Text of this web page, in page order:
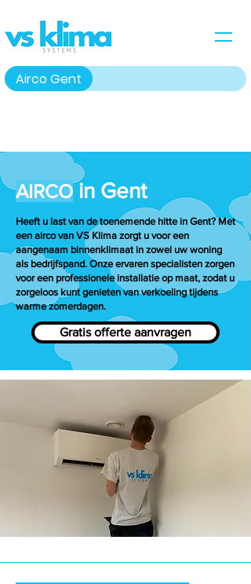
Airco Gent
AIRCOin Gent
Heeft u last van de toenemende hitte in Gent? Met
een airco van VS Klima zorgt u voor een
aangenaam binnenklimaat in zowel uw woning
als bedrijfspand. Onze ervaren specialisten zorgen
voor een professionele installatie op maat, zodat u
zorgeloos kunt genieten van verkoeling tijdens
warme zomerdagen.
Gratis offerte aanvragen